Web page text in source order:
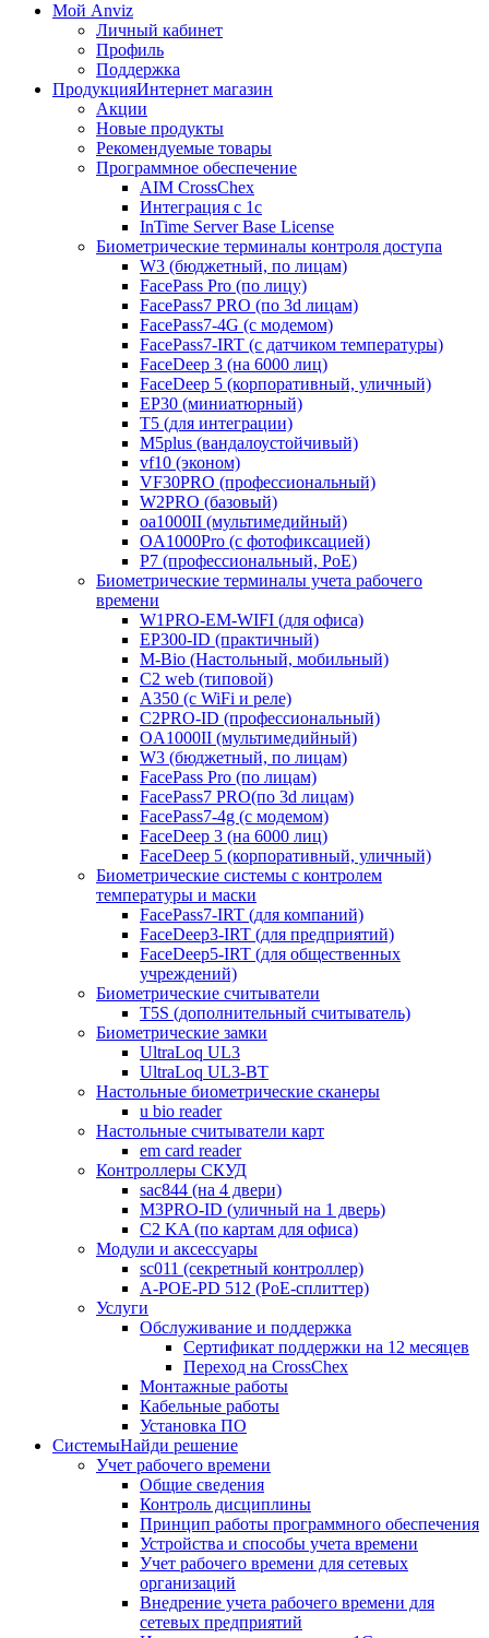
Мой Anviz
Личный кабинет
Профиль
Поддержка
ПродукцияИнтернет магазин
Акции
Новые продукты
Рекомендуемые товары
Программное обеспечение
AIM CrossChex
Интеграция с 1с
InTime Server Base License
Биометрические терминалы контроля доступа
W3 (бюджетный, по лицам)
FacePass Pro (по лицу)
FacePass7 PRO (по 3d лицам)
FacePass7-4G (с модемом)
FacePass7-IRT (с датчиком температуры)
FaceDeep 3 (на 6000 лиц)
FaceDeep 5 (корпоративный, уличный)
EP30 (миниатюрный)
T5 (для интеграции)
M5plus (вандалоустойчивый)
vf10 (эконом)
VF30PRO (профессиональный)
W2PRO (базовый)
oa1000II (мультимедийный)
OA1000Pro (с фотофиксацией)
P7 (профессиональный, PoE)
Биометрические терминалы учета рабочего
времени
W1PRO-EM-WIFI (для офиса)
EP300-ID (практичный)
M-Bio (Настольный, мобильный)
С2 web (типовой)
A350 (с WiFi и реле)
C2PRO-ID (профессиональный)
OA1000II (мультимедийный)
W3 (бюджетный, по лицам)
FacePass Pro (по лицам)
FacePass7 PRO(по 3d лицам)
FacePass7-4g (с модемом)
FaceDeep 3 (на 6000 лиц)
FaceDeep 5 (корпоративный, уличный)
Биометрические системы с контролем
температуры и маски
FacePass7-IRT (для компаний)
FaceDeep3-IRT (для предприятий)
FaceDeep5-IRT (для общественных
учреждений)
Биометрические считыватели
T5S (дополнительный считыватель)
Биометрические замки
UltraLoq UL3
UltraLoq UL3-BT
Настольные биометрические сканеры
u bio reader
Настольные считыватели карт
em card reader
Контроллеры СКУД
sac844 (на 4 двери)
M3PRO-ID (уличный на 1 дверь)
C2 KA (по картам для офиса)
Модули и аксессуары
sc011 (секретный контроллер)
A-POE-PD 512 (PoE-сплиттер)
Услуги
Обслуживание и поддержка
Сертификат поддержки на 12 месяцев
Переход на CrossChex
Монтажные работы
Кабельные работы
Установка ПО
СистемыНайди решение
Учет рабочего времени
Общие сведения
Контроль дисциплины
Принцип работы программного обеспечения
Устройства и способы учета времени
Учет рабочего времени для сетевых
организаций
Внедрение учета рабочего времени для
сетевых предприятий